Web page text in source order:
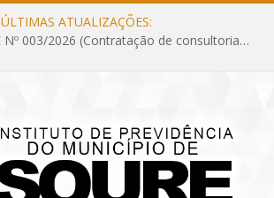
ÚLTIMAS ATUALIZAÇÕES:
INEXIGIBILIDADE Nº 003/2026 (Contratação de consultoria previdenciária com finalidade de obtenção do CRP, confecção dos demonstrativos previdenciários DAIR, DIPR e DPIN, preparar e alimentar o CADPREV, em atendimento às demandas do Instituto de Previdência dos Servidores do Município de Soure – IPSMS, por um período de 10 (dez) meses)